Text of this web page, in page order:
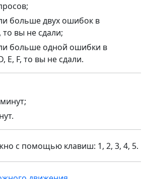
больше двух ошибок в
то вы не сдали;
больше одной ошибки в
E, F, то вы не сдали.
минут;
с помощью клавиш: 1, 2, 3, 4, 5.